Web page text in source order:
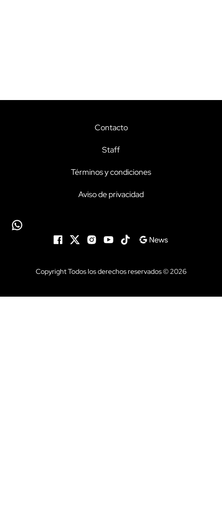
Contacto
Staff
Términos y condiciones
Aviso de privacidad
Copyright Todos los derechos reservados © 2026